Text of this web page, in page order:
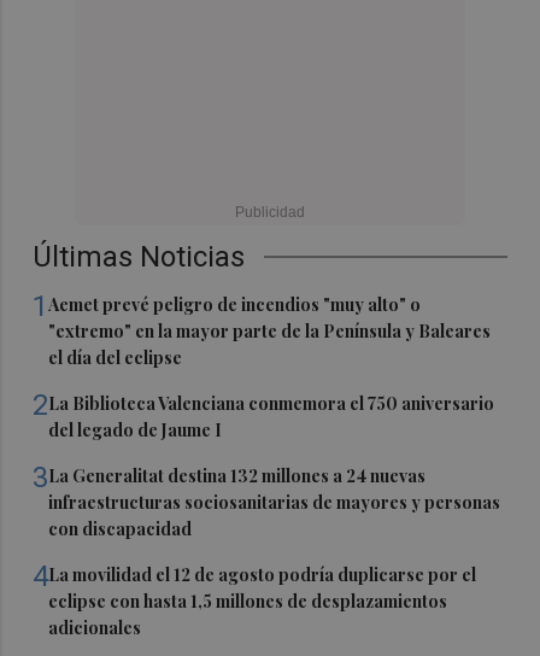
Últimas Noticias
1Aemet prevé peligro de incendios "muy alto" o
"extremo" en la mayor parte de la Península y Baleares
el día del eclipse
2La Biblioteca Valenciana conmemora el 750 aniversario
del legado de Jaume I
3La Generalitat destina 132 millones a 24 nuevas
infraestructuras sociosanitarias de mayores y personas
con discapacidad
4La movilidad el 12 de agosto podría duplicarse por el
eclipse con hasta 1,5 millones de desplazamientos
adicionales